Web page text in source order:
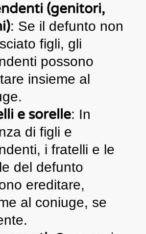
(genitori,
: Se il defunto non
figli, gli
possono
insieme al
e sorelle: In
di figli e
i fratelli e le
del defunto
ereditare,
al coniuge, se